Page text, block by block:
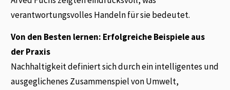
verantwortungsvolles Handeln für sie bedeutet.
Von den Besten lernen: Erfolgreiche Beispiele aus
der Praxis
Nachhaltigkeit definiert sich durch ein intelligentes und
ausgeglichenes Zusammenspiel von Umwelt,